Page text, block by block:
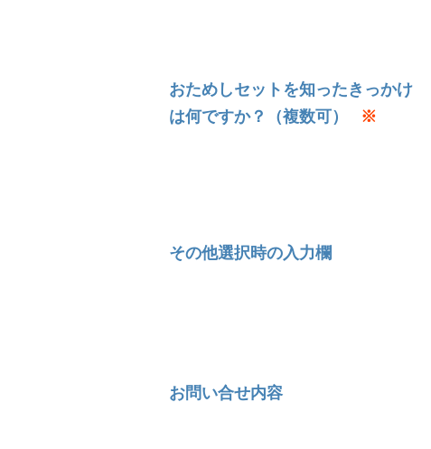
おためしセットを知ったきっかけ
は何ですか？（複数可）
※
その他選択時の入力欄
お問い合せ内容